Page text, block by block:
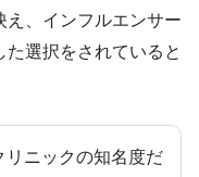
え、インフルエンサー
選択をされていると
リニックの知名度だ